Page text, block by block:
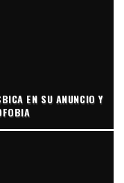
EN SU ANUNCIO Y